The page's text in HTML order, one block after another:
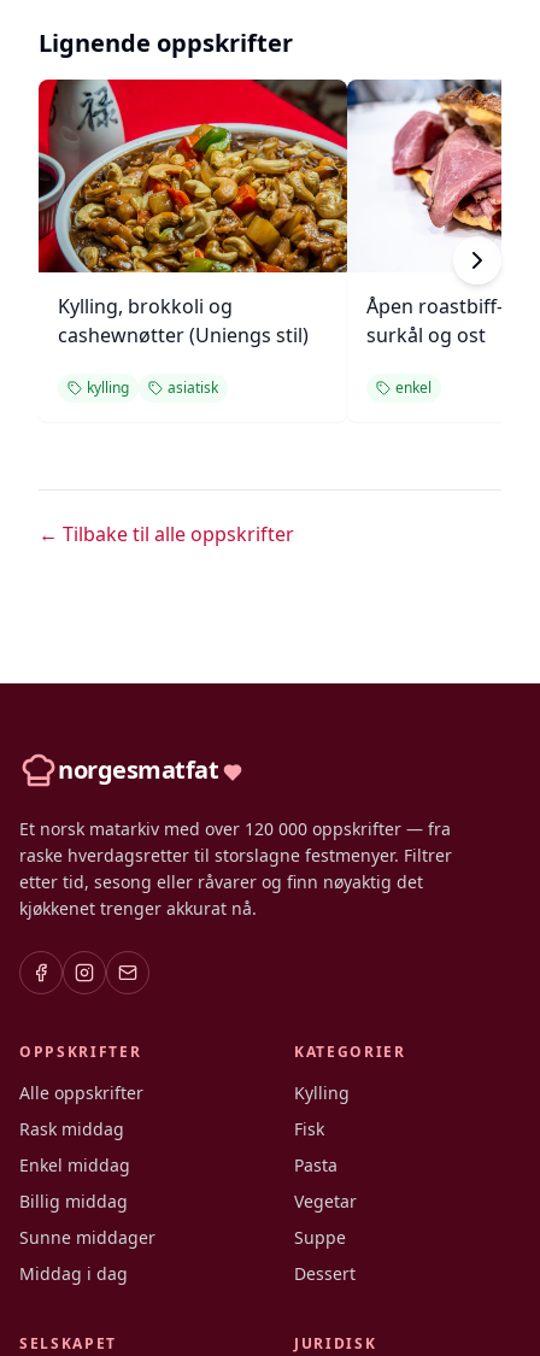
Lignende oppskrifter
Kylling, brokkoli og
cashewnøtter (Uniengs stil)
kylling asiatisk
Åpen roastbiff-
surkål og ost
enkel
← Tilbake til alle oppskrifter
norgesmatfat
Et norsk matarkiv med over 120 000 oppskrifter — fra
raske hverdagsretter til storslagne festmenyer. Filtrer
etter tid, sesong eller råvarer og finn nøyaktig det
kjøkkenet trenger akkurat nå.
OPPSKRIFTER
Alle oppskrifter
Rask middag
Enkel middag
Billig middag
Sunne middager
Middag i dag
KATEGORIER
Kylling
Fisk
Pasta
Vegetar
Suppe
Dessert
SELSKAPET JURIDISK